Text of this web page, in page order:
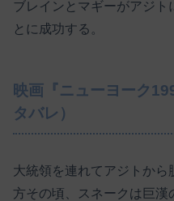
ブレインとマギーがアジト
とに成功する。
映画『ニューヨーク
タバレ）
大統領を連れてアジトか
方その頃、スネークは巨漢